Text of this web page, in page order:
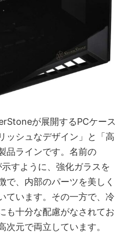
が展開するPCケース
ッシュなデザイン」と「高
品ラインです。名前の
すように、強化ガラスを
で、内部のパーツを美しく
ています。その一方で、冷
も十分な配慮がなされてお
次元で両立しています。